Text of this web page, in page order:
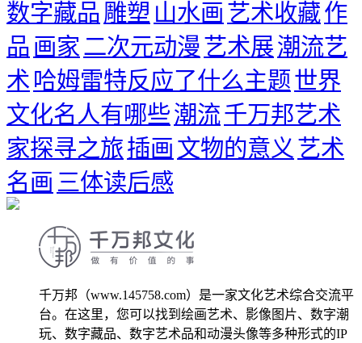
数字藏品 雕塑 山水画 艺术收藏作
品 画家 二次元动漫艺术展潮流艺
术 哈姆雷特反应了什么主题世界
文化名人有哪些潮流千万邦艺术
家探寻之旅插画 文物的意义 艺术
名画 三体读后感
千万邦（www.145758.com）是一家文化艺术综合交流平
台。在这里，您可以找到绘画艺术、影像图片、数字潮
玩、数字藏品、数字艺术品和动漫头像等多种形式的IP